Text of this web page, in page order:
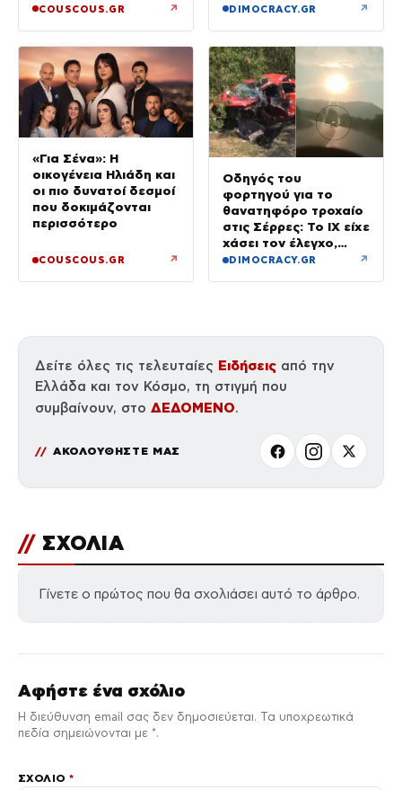
COUSCOUS.GR ↗ DIMOCRACY.GR ↗
«Για Σένα»: Η
οικογένεια Ηλιάδη και
οι πιο δυνατοί δεσμοί
που δοκιμάζονται
περισσότερο
COUSCOUS.GR ↗
Οδηγός του
φορτηγού για το
θανατηφόρο τροχαίο
στις Σέρρες: Το ΙΧ είχε
χάσει τον έλεγχο,
έφυγε στο αντίθετο
DIMOCRACY.GR ↗
Δείτε όλες τις τελευταίες Ειδήσεις από την
Ελλάδα και τον Κόσμο, τη στιγμή που
συμβαίνουν, στο ΔΕΔΟΜΕΝΟ.
ΑΚΟΛΟΥΘΗΣΤΕ ΜΑΣ
// ΣΧΟΛΙΑ
Γίνετε ο πρώτος που θα σχολιάσει αυτό το άρθρο.
Αφήστε ένα σχόλιο
Η διεύθυνση email σας δεν δημοσιεύεται. Τα υποχρεωτικά
πεδία σημειώνονται με *.
ΣΧΌΛΙΟ*